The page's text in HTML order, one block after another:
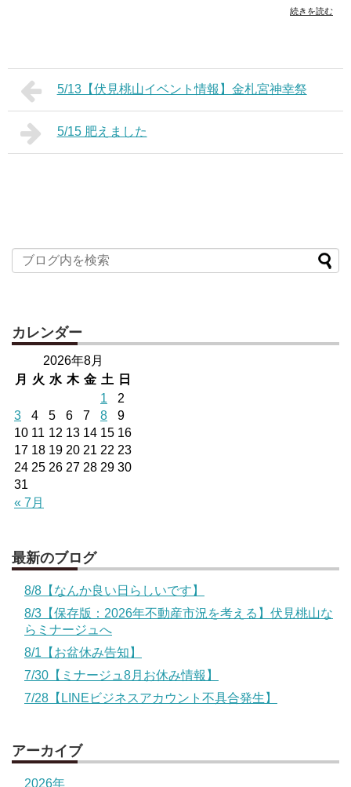
続きを読む
5/13【伏見桃山イベント情報】金札宮神幸祭
5/15 肥えました
カレンダー
2026年8月
月
火 水 木 金 土 日
« 7月
1
2
3
4 5 6 7 8
9
10 11 12 13 14 15 16
17 18 19 20 21 22 23
24 25 26 27 28 29 30
31
最新のブログ
8/8【なんか良い日らしいです】
8/3【保存版：2026年不動産市況を考える】伏見桃山な
らミナージュへ
8/1【お盆休み告知】
7/30【ミナージュ8月お休み情報】
7/28【LINEビジネスアカウント不具合発生】
アーカイブ
2026年